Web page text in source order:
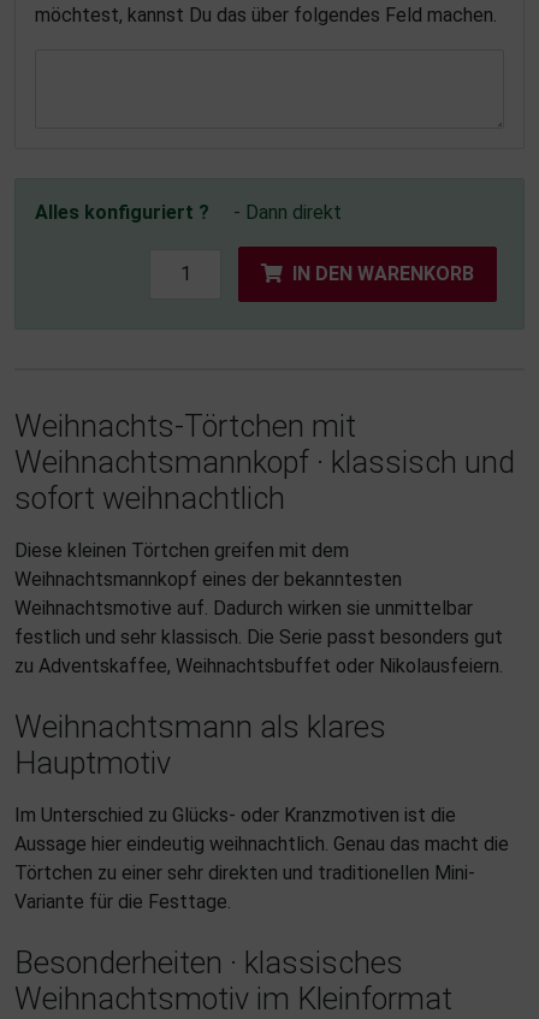
möchtest, kannst Du das über folgendes Feld machen.
Alles konfiguriert ? - Dann direkt
IN DEN WARENKORB
Weihnachts-Törtchen mit
Weihnachtsmannkopf · klassisch und
sofort weihnachtlich
Diese kleinen Törtchen greifen mit dem
Weihnachtsmannkopf eines der bekanntesten
Weihnachtsmotive auf. Dadurch wirken sie unmittelbar
festlich und sehr klassisch. Die Serie passt besonders gut
zu Adventskaffee, Weihnachtsbuffet oder Nikolausfeiern.
Weihnachtsmann als klares
Hauptmotiv
Im Unterschied zu Glücks- oder Kranzmotiven ist die
Aussage hier eindeutig weihnachtlich. Genau das macht die
Törtchen zu einer sehr direkten und traditionellen Mini-
Variante für die Festtage.
Besonderheiten · klassisches
Weihnachtsmotiv im Kleinformat